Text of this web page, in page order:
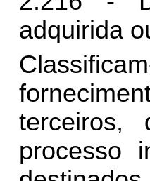
adquirida
terceiros,
processo